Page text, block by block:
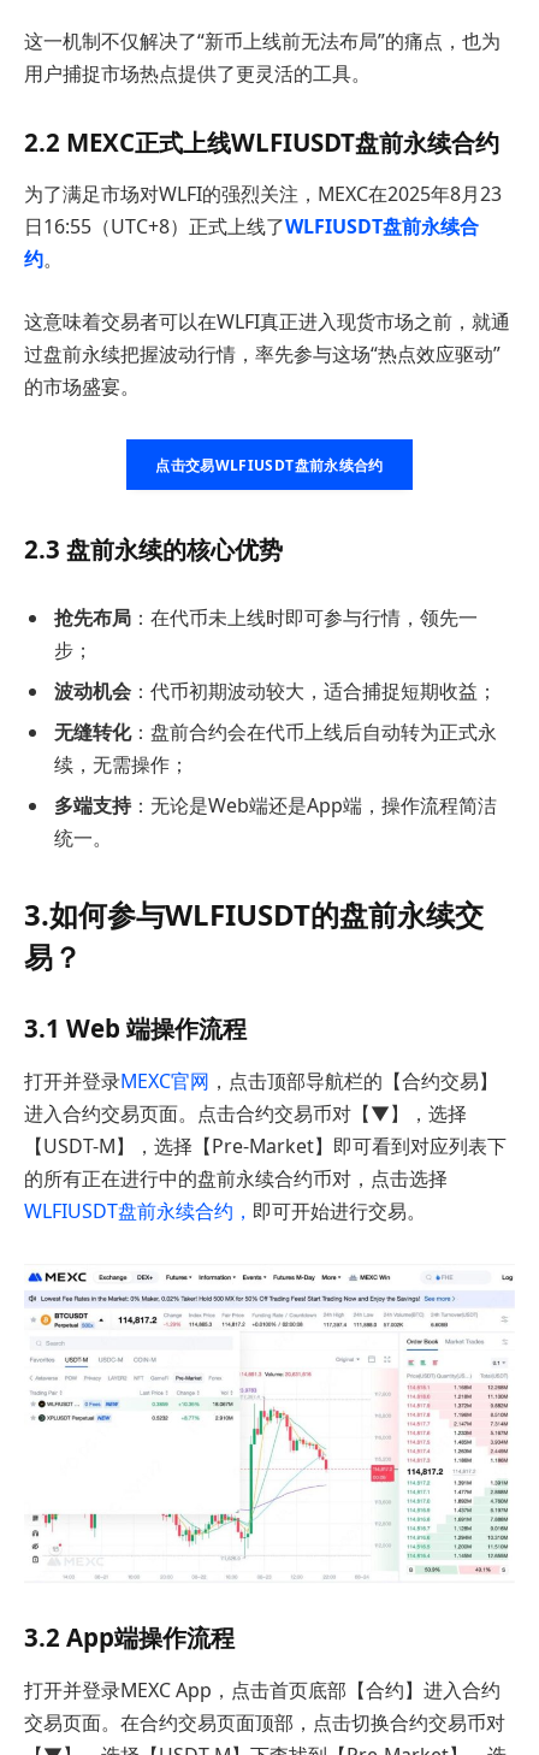
这一机制不仅解决了“新币上线前无法布局”的痛点，也为
用户捕捉市场热点提供了更灵活的工具。
2.2 MEXC正式上线WLFIUSDT盘前永续合约
为了满足市场对WLFI的强烈关注，MEXC在2025年8月23
日16:55（UTC+8）正式上线了WLFIUSDT盘前永续合
约。
这意味着交易者可以在WLFI真正进入现货市场之前，就通
过盘前永续把握波动行情，率先参与这场“热点效应驱动”
的市场盛宴。
点击交易WLFIUSDT盘前永续合约
2.3 盘前永续的核心优势
抢先布局 ：在代币未上线时即可参与行情，领先一
步；
波动机会 ：代币初期波动较大，适合捕捉短期收益；
无缝转化：盘前合约会在代币上线后自动转为正式永
续，无需操作；
多端支持：无论是Web端还是App端，操作流程简洁
统一。
3.如何参与WLFIUSDT的盘前永续交
易？
3.1 Web 端操作流程
打开并登录MEXC官网 ，点击顶部导航栏的【合约交易】
进入合约交易页面。点击合约交易币对【▼】，选择
【USDT-M】，选择【Pre-Market】即可看到对应列表下
的所有正在进行中的盘前永续合约币对，点击选择
WLFIUSDT盘前永续合约， 即可开始进行交易。
3.2 App端操作流程
打开并登录MEXC App，点击首页底部【合约】进入合约
交易页面。在合约交易页面顶部，点击切换合约交易币对